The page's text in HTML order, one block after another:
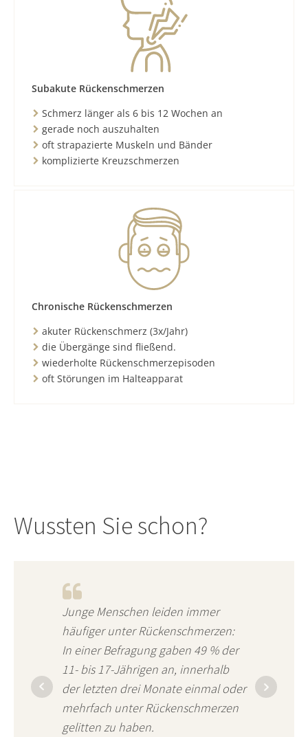
Subakute Rückenschmerzen
Schmerz länger als 6 bis 12 Wochen an
gerade noch auszuhalten
oft strapazierte Muskeln und Bänder
komplizierte Kreuzschmerzen
Chronische Rückenschmerzen
akuter Rückenschmerz (3x/Jahr)
die Übergänge sind fließend.
wiederholte Rückenschmerzepisoden
oft Störungen im Halteapparat
Wussten Sie schon?
Junge Menschen leiden immer
häufiger unter Rückenschmerzen:
In einer Befragung gaben 49 % der
11- bis 17-Jährigen an, innerhalb
der letzten drei Monate einmal oder
mehrfach unter Rückenschmerzen
gelitten zu haben.